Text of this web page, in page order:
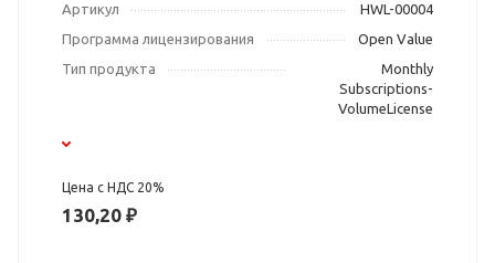
Артикул
HWL-00004
Программа лицензирования
Open Value
Тип продукта
Monthly
Subscriptions-
VolumeLicense
Цена с НДС 20%
130,20 ₽